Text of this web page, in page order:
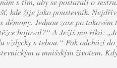
kde žije jako poustevník.
Jednou zase po
bojoval?“ A Ježíš mu říká:
s tebou.“ Pak odchází
a mnišským životem.